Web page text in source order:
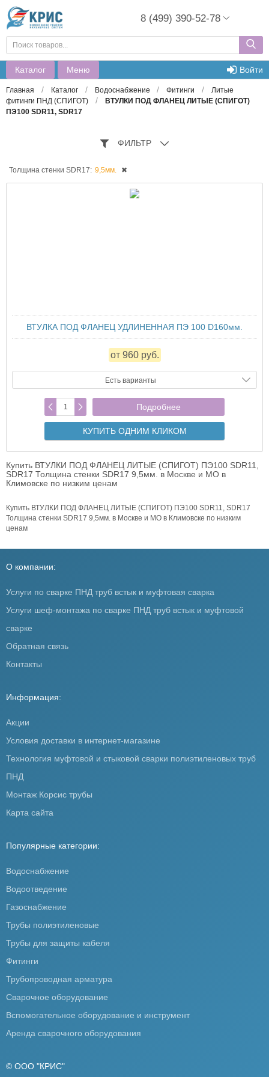
8 (499) 390-52-78
Каталог Меню Войти
Главная / Каталог / Водоснабжение / Фитинги /
Литые
фитинги ПНД (СПИГОТ)
/
ВТУЛКИ ПОД ФЛАНЕЦ ЛИТЫЕ (СПИГОТ)
ПЭ100 SDR11, SDR17
ФИЛЬТР
Толщина стенки SDR17: 9,5мм. ✖
ВТУЛКА ПОД ФЛАНЕЦ УДЛИНЕННАЯ ПЭ 100 D160мм.
от 960 руб.
Есть варианты
Подробнее
КУПИТЬ ОДНИМ КЛИКОМ
Купить ВТУЛКИ ПОД ФЛАНЕЦ ЛИТЫЕ (СПИГОТ) ПЭ100 SDR11,
SDR17 Толщина стенки SDR17 9,5мм. в Москве и МО в
Климовске по низким ценам
Купить ВТУЛКИ ПОД ФЛАНЕЦ ЛИТЫЕ (СПИГОТ) ПЭ100 SDR11, SDR17
Толщина стенки SDR17 9,5мм. в Москве и МО в Климовске по низким
ценам
О компании:
Услуги по сварке ПНД труб встык и муфтовая сварка
Услуги шеф-монтажа по сварке ПНД труб встык и муфтовой
сварке
Обратная связь
Контакты
Информация:
Акции
Условия доставки в интернет-магазине
Технология муфтовой и стыковой сварки полиэтиленовых труб
ПНД
Монтаж Корсис трубы
Карта сайта
Популярные категории:
Водоснабжение
Водоотведение
Газоснабжение
Трубы полиэтиленовые
Трубы для защиты кабеля
Фитинги
Трубопроводная арматура
Сварочное оборудование
Вспомогательное оборудование и инструмент
Аренда сварочного оборудования
© ООО "КРИС"